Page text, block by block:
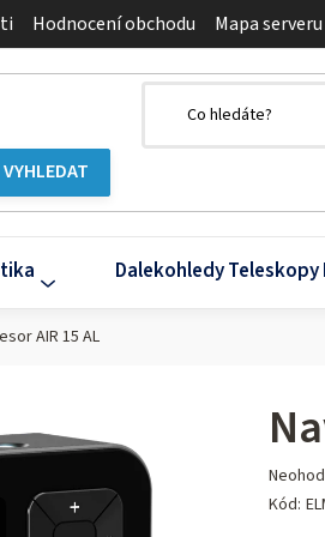
Hodnocení obchodu Mapa serveru
Dalekohledy
AIR 15 AL
Kód: